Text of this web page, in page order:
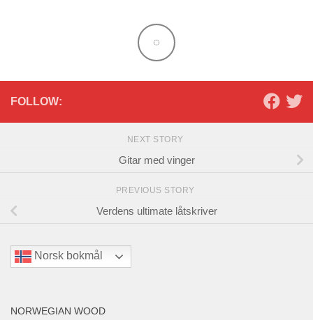
FOLLOW:
NEXT STORY
Gitar med vinger
PREVIOUS STORY
Verdens ultimate låtskriver
Norsk bokmål
NORWEGIAN WOOD